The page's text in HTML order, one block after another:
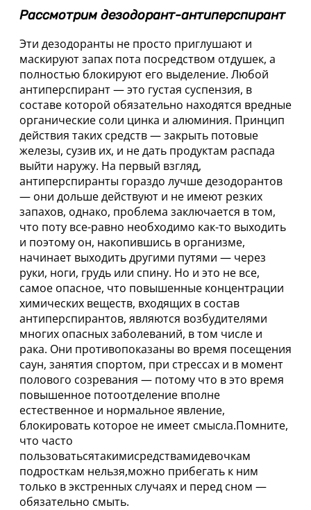
Рассмотрим дезодорант-антиперспирант
Эти дезодоранты не просто приглушают и
маскируют запах пота посредством отдушек, а
полностью блокируют его выделение. Любой
антиперспирант — это густая суспензия, в
составе которой обязательно находятся вредные
органические соли цинка и алюминия. Принцип
действия таких средств — закрыть потовые
железы, сузив их, и не дать продуктам распада
выйти наружу. На первый взгляд,
антиперспиранты гораздо лучше дезодорантов
— они дольше действуют и не имеют резких
запахов, однако, проблема заключается в том,
что поту все-равно необходимо как-то выходить
и поэтому он, накопившись в организме,
начинает выходить другими путями — через
руки, ноги, грудь или спину. Но и это не все,
самое опасное, что повышенные концентрации
химических веществ, входящих в состав
антиперспирантов, являются возбудителями
многих опасных заболеваний, в том числе и
рака. Они противопоказаны во время посещения
саун, занятия спортом, при стрессах и в момент
полового созревания — потому что в это время
повышенное потоотделение вполне
естественное и нормальное явление,
блокировать которое не имеет смысла.Помните,
что часто
пользоватьсятакимисредствамидевочкам
подросткам нельзя,можно прибегать к ним
только в экстренных случаях и перед сном —
обязательно смыть.